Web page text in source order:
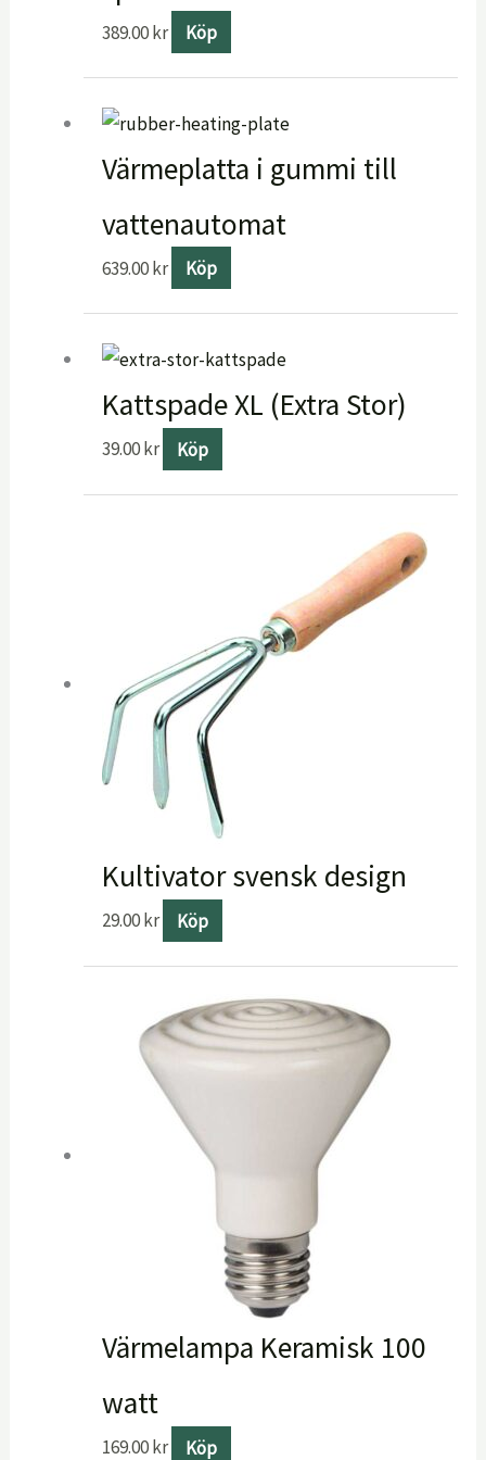
389.00kr Köp
Värmeplatta i gummi till
vattenautomat
639.00kr Köp
Kattspade XL (Extra Stor)
39.00kr Köp
Kultivator svensk design
29.00kr Köp
Värmelampa Keramisk 100
watt
169.00kr Köp